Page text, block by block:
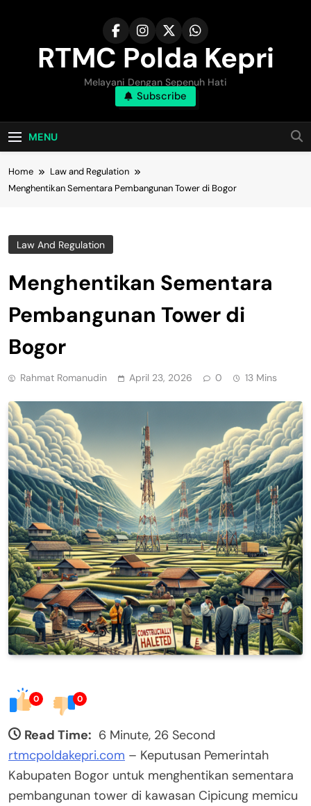
RTMC Polda Kepri
Melayani Dengan Sepenuh Hati
Subscribe
MENU
Home
Law and Regulation
Menghentikan Sementara Pembangunan Tower di Bogor
Law And Regulation
Menghentikan Sementara
Pembangunan Tower di
Bogor
Rahmat Romanudin April 23, 2026 0 13 Mins
0 0
Read Time: 6 Minute, 26 Second
rtmcpoldakepri.com – Keputusan Pemerintah
Kabupaten Bogor untuk menghentikan sementara
pembangunan tower di kawasan Cipicung memicu